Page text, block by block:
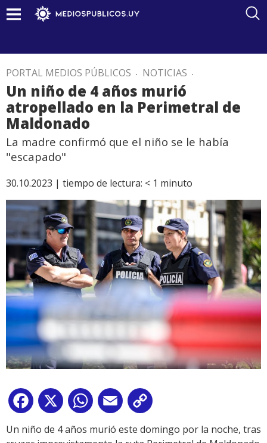
PORTAL MEDIOS PÚBLICOS . NOTICIAS .
Un niño de 4 años murió
atropellado en la Perimetral de
Maldonado
La madre confirmó que el niño se le había
"escapado"
30.10.2023 | tiempo de lectura: < 1 minuto
Facebook
X WhatsApp
Email
Link
Un niño de 4 años murió este domingo por la noche, tras